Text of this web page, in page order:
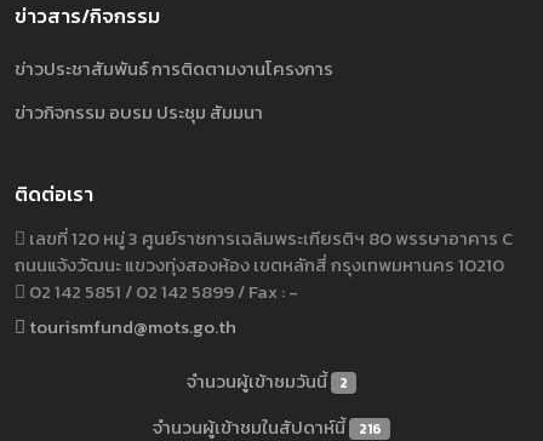
ข่าวสาร/กิจกรรม
ข่าวประชาสัมพันธ์ การติดตามงานโครงการ
ข่าวกิจกรรม อบรม ประชุม สัมมนา
ติดต่อเรา
เลขที่ 120 หมู่ 3 ศูนย์ราชการเฉลิมพระเกียรติฯ 80 พรรษาอาคาร C
ถนนแจ้งวัฒนะ แขวงทุ่งสองห้อง เขตหลักสี่ กรุงเทพมหานคร 10210
02 142 5851 / 02 142 5899 / Fax : -
tourismfund@mots.go.th
จำนวนผู้เข้าชมวันนี้
2
จำนวนผู้เข้าชมในสัปดาห์นี้ 216